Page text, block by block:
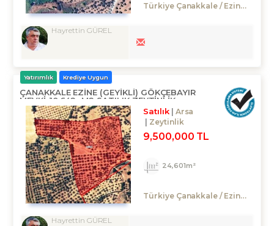
Türkiye Çanakkale / Ezine
Hayrettin GÜREL
Yatırımlık Krediye Uygun
ÇANAKKALE EZINE (GEYİKLİ) GÖKÇEBAYIR
MEVKI..10.642.-M2 SATILIK ZEYTINLIK
Satılık
Arsa
Zeytinlik
9,500,000 TL
24,601m²
Türkiye Çanakkale / Ezine
Hayrettin GÜREL